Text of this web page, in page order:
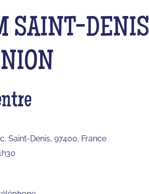
SAINT-DENIS
Saint-Denis, 97400, France